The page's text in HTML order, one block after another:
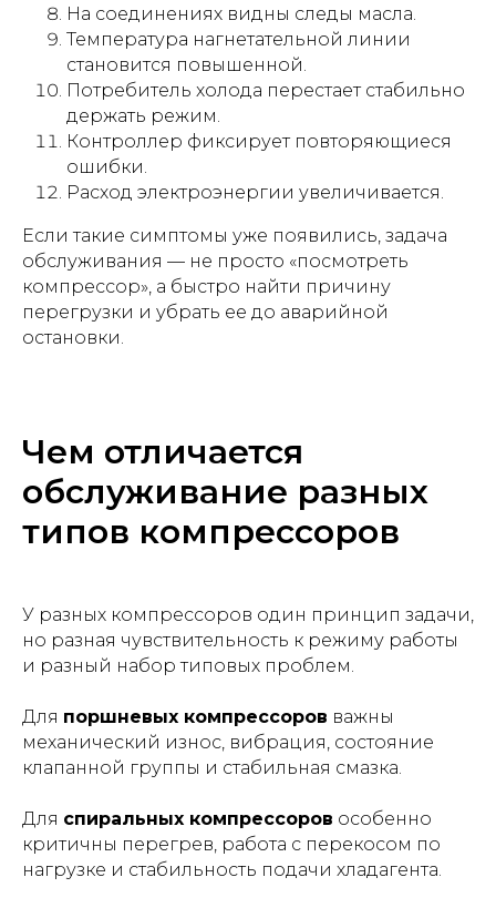
На соединениях видны следы масла.
Температура нагнетательной линии
становится повышенной.
Потребитель холода перестает стабильно
держать режим.
Контроллер фиксирует повторяющиеся
ошибки.
Расход электроэнергии увеличивается.
Если такие симптомы уже появились, задача
обслуживания — не просто «посмотреть
компрессор», а быстро найти причину
перегрузки и убрать ее до аварийной
остановки.
Чем отличается
обслуживание разных
типов компрессоров
У разных компрессоров один принцип задачи,
но разная чувствительность к режиму работы
и разный набор типовых проблем.
Для поршневых компрессоров важны
механический износ, вибрация, состояние
клапанной группы и стабильная смазка.
Для спиральных компрессоров особенно
критичны перегрев, работа с перекосом по
нагрузке и стабильность подачи хладагента.